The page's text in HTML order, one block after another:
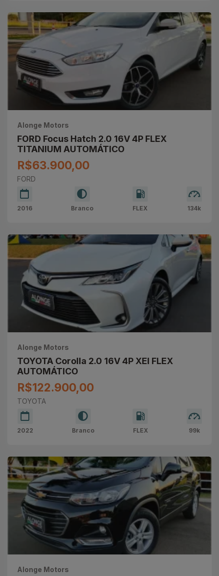
Alonge Motors
FORD Focus Hatch 2.0 16V 4P FLEX
TITANIUM AUTOMÁTICO
R$63.900,00
FORD
2016 Branco FLEX 134k
Alonge Motors
TOYOTA Corolla 2.0 16V 4P XEI FLEX
AUTOMÁTICO
R$122.900,00
TOYOTA
2022 Branco FLEX 99k
Alonge Motors